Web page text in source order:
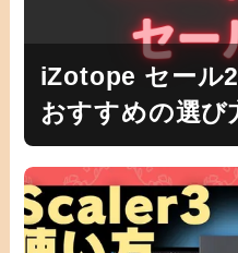
iZotope セール
おすすめの選び